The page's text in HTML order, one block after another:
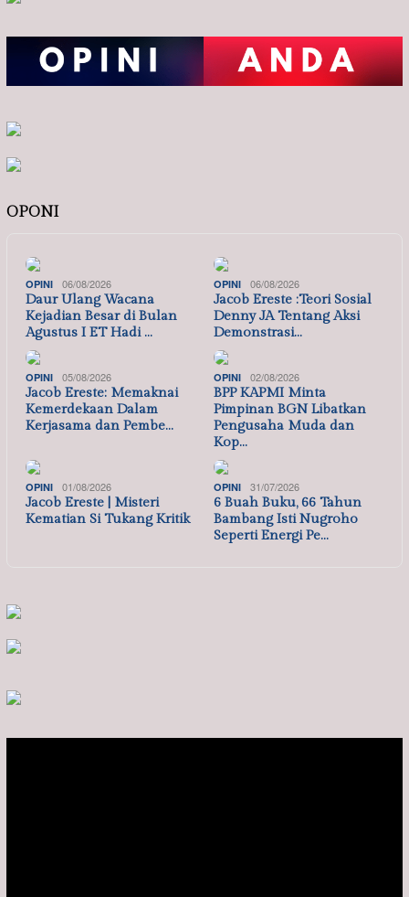
OPONI
OPINI 06/08/2026
Daur Ulang Wacana
Kejadian Besar di Bulan
Agustus I ET Hadi …
OPINI 06/08/2026
Jacob Ereste :Teori Sosial
Denny JA Tentang Aksi
Demonstrasi…
OPINI 05/08/2026
Jacob Ereste: Memaknai
Kemerdekaan Dalam
Kerjasama dan Pembe…
OPINI 02/08/2026
BPP KAPMI Minta
Pimpinan BGN Libatkan
Pengusaha Muda dan
Kop…
OPINI 01/08/2026
Jacob Ereste | Misteri
Kematian Si Tukang Kritik
OPINI 31/07/2026
6 Buah Buku, 66 Tahun
Bambang Isti Nugroho
Seperti Energi Pe…